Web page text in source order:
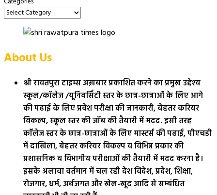
About Us
श्री रावतपुरा टाइम्स अख़बार प्रकाशित करने का प्रमुख उद्देश्य
स्कूल/कॉलेज /यूनिवर्सिटी स्तर के छात्र-छात्राओं के लिए आगे
की पढाई के लिए प्रवेश परीक्षा की जानकारी, बेहतर करियर
विकल्प, स्कूल स्तर की जॉब की तैयारी में मदद. इसी तरह
कॉलेज स्तर के छात्र-छात्राओं के लिए मास्टर्स की पढाई, पीएचडी
में दाखिला, बेहतर करियर विकल्प व विभिन्न प्रकार की
प्रशासनिक व विभागीय परीक्षाओं की तैयारी में मदद करना है।
इसके अलावा वर्तमान में चल रही देश विदेश, प्रदेश, शिक्षा,
रोजगार, धर्म, अर्थजगत और खेल-खूद आदि से सम्बंधित